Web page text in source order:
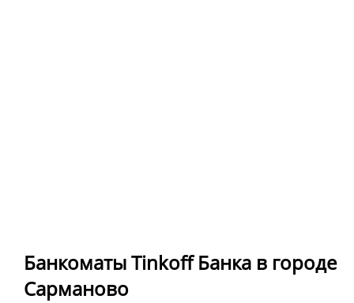
Банкоматы Tinkoff Банка в городе
Сарманово